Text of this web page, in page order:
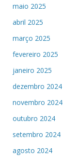
maio 2025
abril 2025
março 2025
fevereiro 2025
janeiro 2025
dezembro 2024
novembro 2024
outubro 2024
setembro 2024
agosto 2024